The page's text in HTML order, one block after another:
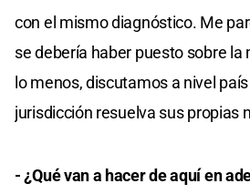
con el mismo diagnóstico. Me
se debería haber puesto sobre la
lo menos, discutamos a nivel
jurisdicción resuelva sus propias
- ¿Qué van a hacer de aquí en